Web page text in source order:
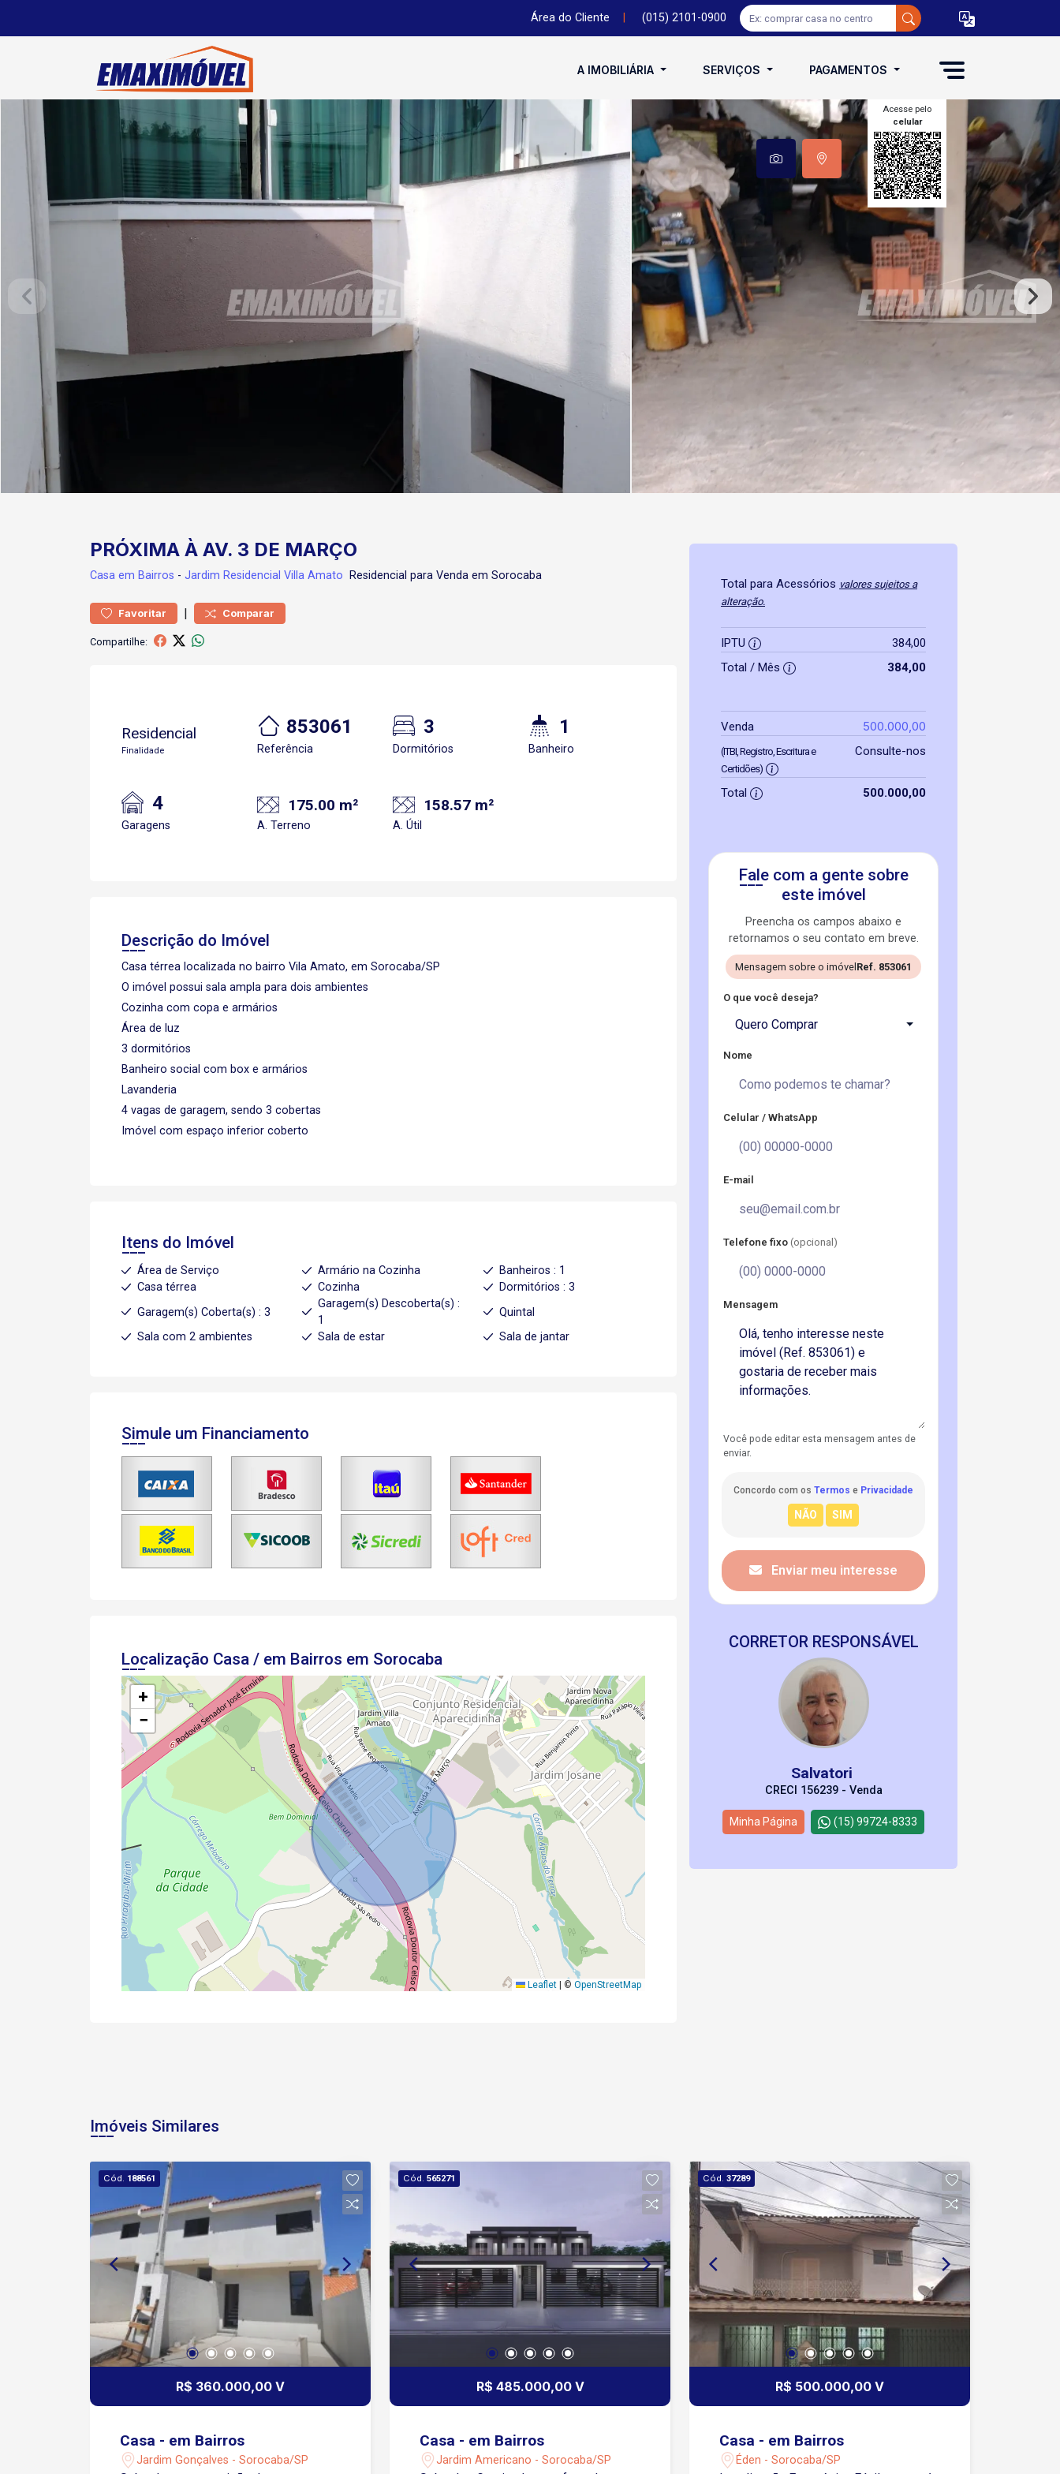
Área do Cliente (015) 2101-0900
A IMOBILIÁRIA SERVIÇOS PAGAMENTOS
Acesse pelo
celular
PRÓXIMA À AV. 3 DE MARÇO
Casa em Bairros - Jardim Residencial Villa Amato Residencial para Venda em Sorocaba
Favoritar | Comparar
Compartilhe:
Residencial
Finalidade
853061
Referência
3
Dormitórios
1
Banheiro
4
Garagens
175.00 m²
A. Terreno
158.57 m²
A. Útil
Descrição do Imóvel
Casa térrea localizada no bairro Vila Amato, em Sorocaba/SP
O imóvel possui sala ampla para dois ambientes
Cozinha com copa e armários
Área de luz
3 dormitórios
Banheiro social com box e armários
Lavanderia
4 vagas de garagem, sendo 3 cobertas
Imóvel com espaço inferior coberto
Itens do Imóvel
Área de Serviço Armário na Cozinha
Banheiros : 1
Casa térrea
Cozinha
Dormitórios : 3
Garagem(s) Coberta(s) : 3
Garagem(s) Descoberta(s) :
1
Quintal
Sala com 2 ambientes
Sala de estar Sala de jantar
Simule um Financiamento
Localização Casa / em Bairros em Sorocaba
+
−
Leaflet © OpenStreetMap
Total para Acessórios valores sujeitos a
alteração.
IPTU
384,00
Total / Mês
384,00
Venda 500.000,00
(ITBI, Registro, Escritura e
Certidões)
Consulte-nos
Total 500.000,00
Fale com a gente sobre
este imóvel
Preencha os campos abaixo e
retornamos o seu contato em breve.
Mensagem sobre o imóvel Ref. 853061
O que você deseja?
Quero Comprar
Nome
Celular / WhatsApp
E-mail
Telefone fixo (opcional)
Mensagem
Você pode editar esta mensagem antes de
enviar.
Concordo com os Termos e Privacidade
Enviar meu interesse
CORRETOR RESPONSÁVEL
Salvatori
CRECI 156239 - Venda
Minha Página (15) 99724-8333
Imóveis Similares
Cód. 188561
R$ 360.000,00 V
Casa - em Bairros
Jardim Gonçalves - Sorocaba/SP
Cód. 565271
R$ 485.000,00 V
Casa - em Bairros
Jardim Americano - Sorocaba/SP
Cód. 37289
R$ 500.000,00 V
Casa - em Bairros
Éden - Sorocaba/SP